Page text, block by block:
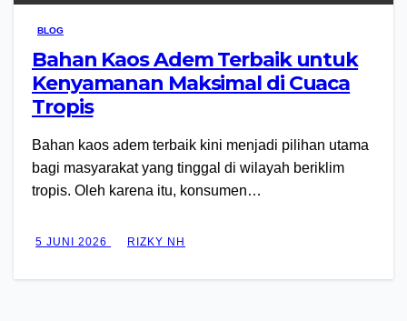
BLOG
Bahan Kaos Adem Terbaik untuk
Kenyamanan Maksimal di Cuaca
Tropis
Bahan kaos adem terbaik kini menjadi pilihan utama
bagi masyarakat yang tinggal di wilayah beriklim
tropis. Oleh karena itu, konsumen…
5 JUNI 2026 RIZKY NH